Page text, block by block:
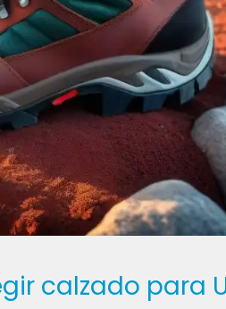
calzado para